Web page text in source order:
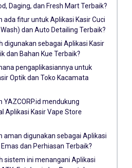
Daging, dan Fresh Mart Terbaik?
ada fitur untuk Aplikasi Kasir Cuci
dan Auto Detailing Terbaik?
digunakan sebagai Aplikasi Kasir
dan Bahan Kue Terbaik?
pengaplikasiannya untuk
Optik dan Toko Kacamata
YAZCORP.id mendukung
Aplikasi Kasir Vape Store
aman digunakan sebagai Aplikasi
Emas dan Perhiasan Terbaik?
sistem ini menangani Aplikasi